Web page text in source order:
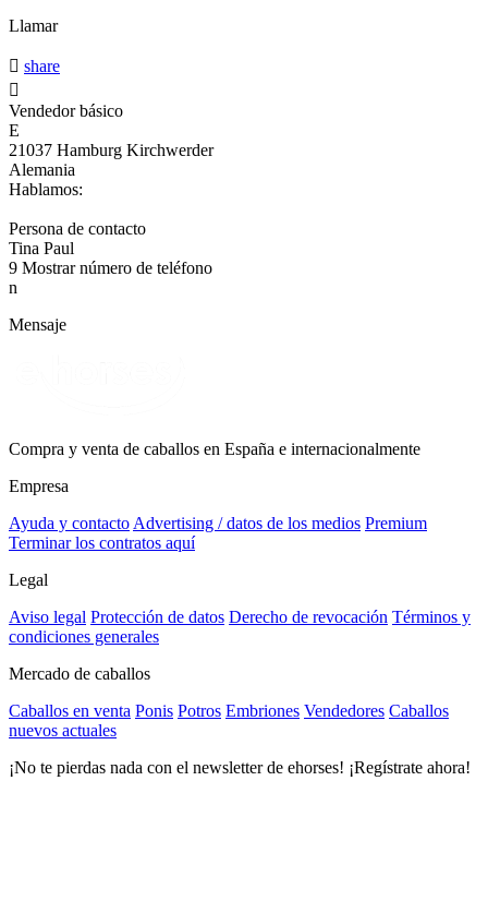
Llamar
 share

Vendedor básico
E
21037 Hamburg Kirchwerder
Alemania
Hablamos:
Persona de contacto
Tina Paul
9 Mostrar número de teléfono
n
Mensaje
Compra y venta de caballos en España e internacionalmente
Empresa
Ayuda y contacto Advertising / datos de los medios Premium
Terminar los contratos aquí
Legal
Aviso legal Protección de datos Derecho de revocación Términos y
condiciones generales
Mercado de caballos
Caballos en venta Ponis Potros Embriones Vendedores Caballos
nuevos actuales
¡No te pierdas nada con el newsletter de ehorses! ¡Regístrate ahora!